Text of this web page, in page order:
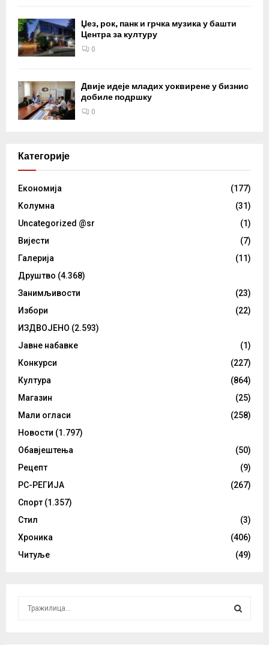
Џез, рок, панк и грчка музика у башти
Центра за културу
0
Двије идеје младих уоквирене у бизнис
добиле подршку
0
Категорије
Eкономија
(177)
Kолумнa
(31)
Uncategorized @sr
(1)
Вијести
(7)
Галерија
(11)
Друштво (4.368)
Занимљивости
(23)
Избори
(22)
ИЗДВОЈЕНО (2.593)
Јавне набавке
(1)
Конкурси
(227)
Култура
(864)
Магазин
(25)
Мали огласи
(258)
Новости (1.797)
Обавјештења
(50)
Рецепт
(9)
РС-РЕГИЈА
(267)
Спорт (1.357)
Стил
(3)
Хроника
(406)
Читуље
(49)